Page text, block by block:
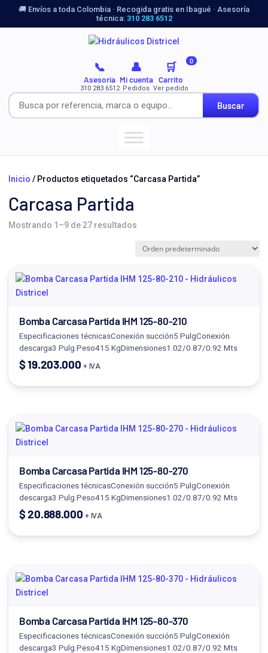
🚚 Envíos a toda Colombia · Recogida gratis en Ibagué · Asesoría
técnica: 310 283 6512
Buscar
📞
Asesoría
310 283 6512
👤
Mi cuenta
Pedidos
🛒 0
Carrito
Ver pedido
Inicio / Productos etiquetados “Carcasa Partida”
Carcasa Partida
Mostrando 1–9 de 27 resultados
Bomba Carcasa Partida IHM 125-80-210
Especificaciones técnicasConexión succión5 PulgConexión
descarga3 Pulg.Peso415 KgDimensiones1.02/0.87/0.92 Mts
$19.203.000 + IVA
Bomba Carcasa Partida IHM 125-80-270
Especificaciones técnicasConexión succión5 PulgConexión
descarga3 Pulg.Peso415 KgDimensiones1.02/0.87/0.92 Mts
$20.888.000 + IVA
Bomba Carcasa Partida IHM 125-80-370
Especificaciones técnicasConexión succión5 PulgConexión
descarga3 Pulg.Peso415 KgDimensiones1.02/0.87/0.92 Mts